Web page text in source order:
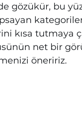
gözükür, bu
kısa tutmaya
net bir
öneririz.